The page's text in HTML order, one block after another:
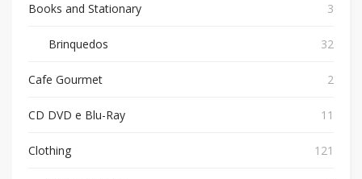
Books and Stationary 3
Brinquedos 32
Cafe Gourmet 2
CD DVD e Blu-Ray 11
Clothing 121